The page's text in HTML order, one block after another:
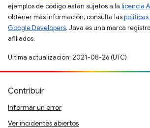
ejemplos de código están sujetos a la licencia
obtener más información, consulta las
Google Developers. Java es una marca
afiliados.
Última actualización: 2021-08-26 (UTC)
Contribuir
Informar un error
Ver incidentes abiertos